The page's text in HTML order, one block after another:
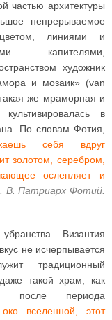
частью архитектуры
непрерываемое
линиями и
— капителями,
художник
и мозаик» (van
же мраморная и
в
По словам Фотия,
себя вдруг
золотом, серебром,
ослепляет и
В. Патриарх Фотий.
Византия
не исчерпывается
традиционный
такой храм, как
после периода
вселенной, этот